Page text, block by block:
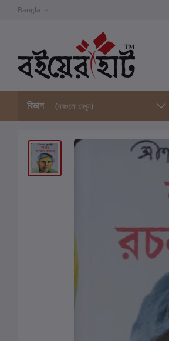
Bangla
বিভাগ (সবগুলো দেখুন)